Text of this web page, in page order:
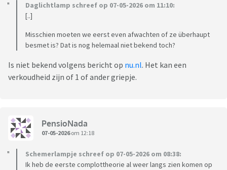
Daglichtlamp schreef op 07-05-2026 om 11:10:
[..]
Misschien moeten we eerst even afwachten of ze überhaupt
besmet is? Dat is nog helemaal niet bekend toch?
Is niet bekend volgens bericht op nu.nl. Het kan een
verkoudheid zijn of 1 of ander griepje.
PensioNada
07-05-2026om 12:18
Schemerlampje schreef op 07-05-2026 om 08:38:
Ik heb de eerste complottheorie al weer langs zien komen op